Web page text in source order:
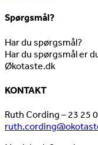
Spørgsmål?
Har du spørgsmål?
Har du spørgsmål er
Økotaste.dk
KONTAKT
Ruth Cording – 23 25